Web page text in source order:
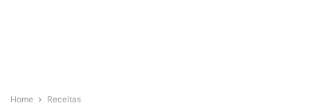
Home Receitas